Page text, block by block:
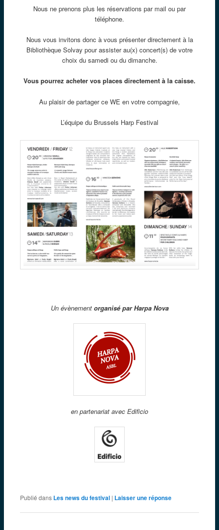
Nous ne prenons plus les réservations par mail ou par
téléphone.
Nous vous invitons donc à vous présenter directement à la
Bibliothèque Solvay pour assister au(x) concert(s) de votre
choix du samedi ou du dimanche.
Vous pourrez acheter vos places directement à la caisse.
Au plaisir de partager ce WE en votre compagnie,
L’équipe du Brussels Harp Festival
Un évènement organisé par Harpa Nova
en partenariat avec Edificio
Publié dans Les news du festival | Laisser une réponse